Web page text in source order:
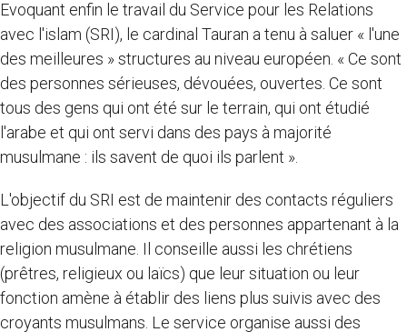
Evoquant enfin le travail du Service pour les Relations
avec l'islam (SRI), le cardinal Tauran a tenu à saluer « l'une
des meilleures » structures au niveau européen. « Ce sont
des personnes sérieuses, dévouées, ouvertes. Ce sont
tous des gens qui ont été sur le terrain, qui ont étudié
l'arabe et qui ont servi dans des pays à majorité
musulmane : ils savent de quoi ils parlent ».
L'objectif du SRI est de maintenir des contacts réguliers
avec des associations et des personnes appartenant à la
religion musulmane. Il conseille aussi les chrétiens
(prêtres, religieux ou laïcs) que leur situation ou leur
fonction amène à établir des liens plus suivis avec des
croyants musulmans. Le service organise aussi des